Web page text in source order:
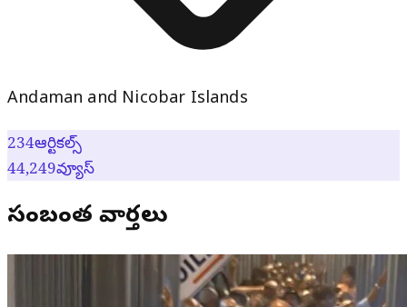
Andaman and Nicobar Islands
234ఆర్టికల్స్
44,249వ్యూస్
సంబంధిత వార్తలు